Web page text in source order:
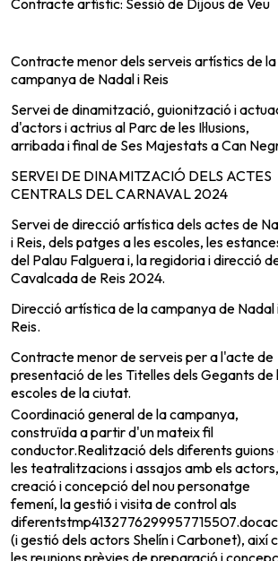
Contracte artístic: Sessió de Dijous de Veu
Contracte menor dels serveis artístics de la
campanya de Nadal i Reis
Servei de dinamització, guionització i
d'actors i actrius al Parc de les Il·lusions,
arribada i final de Ses Majestats a Can
SERVEI DE DINAMITZACIÓ DELS ACTES
CENTRALS DEL CARNAVAL 2024
Servei de direcció artística dels actes de
i Reis, dels patges a les escoles, les
del Palau Falguera i, la regidoria i direcció
Cavalcada de Reis 2024.
Direcció artística de la campanya de Nadal
Reis.
Contracte menor de serveis per a l'acte de
presentació de les Titelles dels Gegants de
escoles de la ciutat.
Coordinació general de la campanya,
construïda a partir d'un mateix fil
conductor.Realització dels diferents guions
les teatralitzacions i assajos amb els
creació i concepció del nou personatge
femení, la gestió i visita de control als
(i gestió dels actors Shelín i Carbonet), així